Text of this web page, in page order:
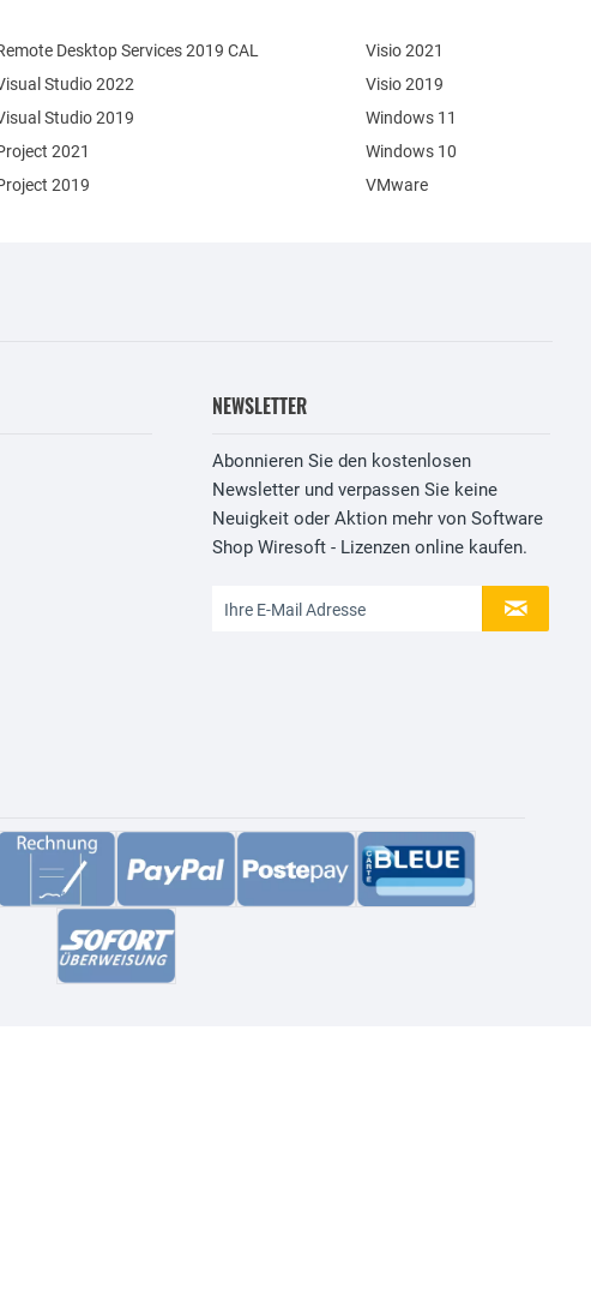
Desktop Services 2019 CAL
Studio 2022
Studio 2019
2021
2019
Visio 2021
Visio 2019
Windows 11
Windows 10
VMware
NEWSLETTER
Abonnieren Sie den kostenlosen
Newsletter und verpassen Sie keine
Neuigkeit oder Aktion mehr von Software
Shop Wiresoft - Lizenzen online kaufen.